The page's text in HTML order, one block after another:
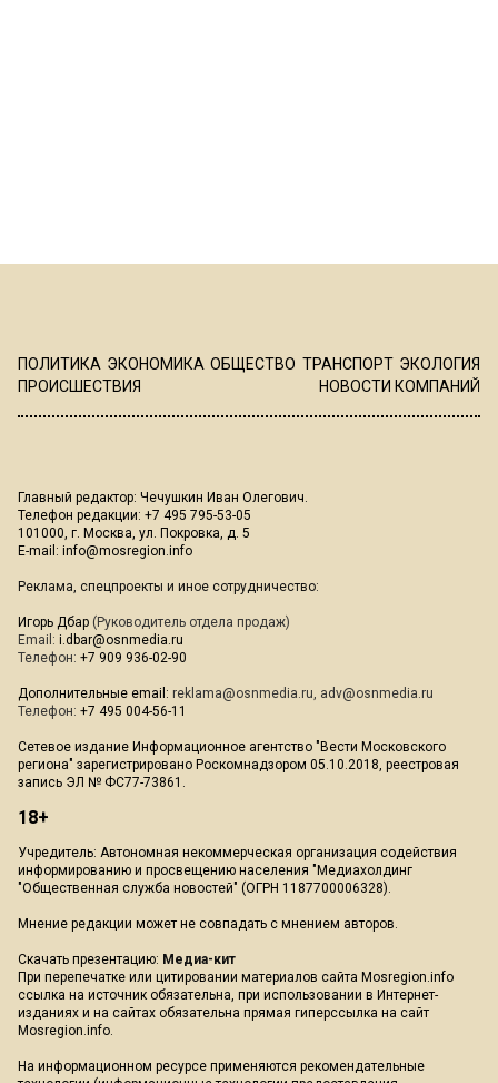
ПОЛИТИКА ЭКОНОМИКА ОБЩЕСТВО ТРАНСПОРТ ЭКОЛОГИЯ
ПРОИСШЕСТВИЯ
НОВОСТИ КОМПАНИЙ
Главный редактор: Чечушкин Иван Олегович.
Телефон редакции: +7 495 795-53-05
101000, г. Москва, ул. Покровка, д. 5
E-mail: info@mosregion.info
Реклама, спецпроекты и иное сотрудничество:
Игорь Дбар (Руководитель отдела продаж)
Email: i.dbar@osnmedia.ru
Телефон: +7 909 936-02-90
Дополнительные email: reklama@osnmedia.ru, adv@osnmedia.ru
Телефон: +7 495 004-56-11
Сетевое издание Информационное агентство "Вести Московского
региона" зарегистрировано Роскомнадзором 05.10.2018, реестровая
запись ЭЛ № ФС77-73861.
18+
Учредитель: Автономная некоммерческая организация содействия
информированию и просвещению населения "Медиахолдинг
"Общественная служба новостей" (ОГРН 1187700006328).
Мнение редакции может не совпадать с мнением авторов.
Скачать презентацию: Медиа-кит
При перепечатке или цитировании материалов сайта Mosregion.info
ссылка на источник обязательна, при использовании в Интернет-
изданиях и на сайтах обязательна прямая гиперссылка на сайт
Mosregion.info.
На информационном ресурсе применяются рекомендательные